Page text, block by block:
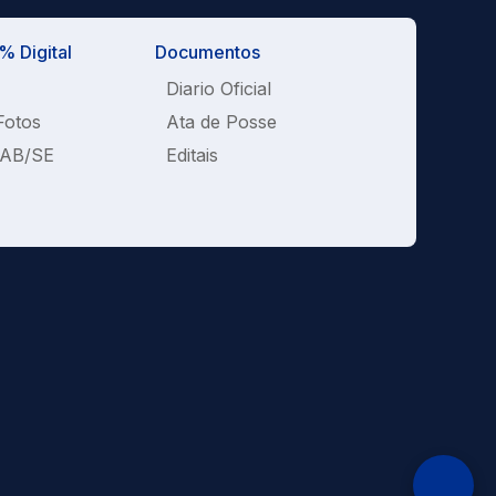
Digital
SE
Documentos
Diario Oficial
Ata de Posse
Editais